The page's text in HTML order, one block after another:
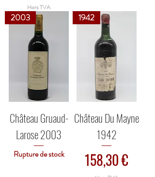
Hors TVA
2003
Château Gruaud-
Larose 2003
Rupture de stock
1942
Château Du Mayne
1942
Prix
158,30 €